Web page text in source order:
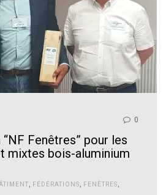
0
Fenêtres” pour les
mixtes bois-aluminium
FÉDÉRATIONS FENÊTRES